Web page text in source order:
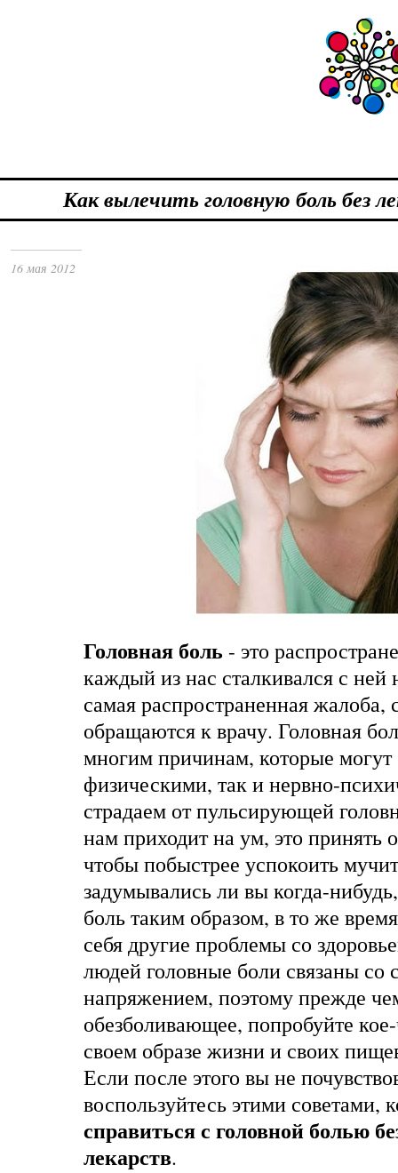
Как вылечить головную боль без
16 мая 2012
Головная боль - это
каждый из нас сталкивался с ней
самая распространенная жалоба,
обращаются к врачу. Головная
многим причинам, которые могут
физическими, так и нервно-
страдаем от пульсирующей
нам приходит на ум, это принять
чтобы побыстрее успокоить
задумывались ли вы когда-
боль таким образом, в то же
себя другие проблемы со
людей головные боли связаны со
напряжением, поэтому прежде
обезболивающее, попробуйте
своем образе жизни и своих
Если после этого вы не
воспользуйтесь этими советами,
справиться с головной болью
лекарств.